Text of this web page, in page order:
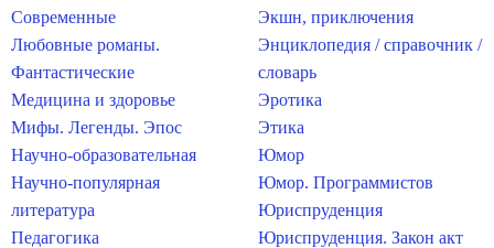
Современные
Любовные романы.
Фантастические
Медицина и здоровье
Мифы. Легенды. Эпос
Научно-образовательная
Научно-популярная
литература
Педагогика
Экшн, приключения
Энциклопедия / справочник /
словарь
Эротика
Этика
Юмор
Юмор. Программистов
Юриспруденция
Юриспруденция. Закон акт